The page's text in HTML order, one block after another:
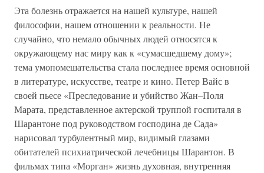
Эта болезнь отражается на нашей культуре, нашей
философии, нашем отношении к реальности. Не
случайно, что немало обычных людей относятся к
окружающему нас миру как к «сумасшедшему дому»;
тема умопомешательства стала последнее время основной
в литературе, искусстве, театре и кино. Петер Вайс в
своей пьесе «Преследование и убийство Жан–Поля
Марата, представленное актерской труппой госпиталя в
Шарантоне под руководством господина де Сада»
нарисовал турбулентный мир, видимый глазами
обитателей психиатрической лечебницы Шарантон. В
фильмах типа «Морган» жизнь духовная, внутренняя